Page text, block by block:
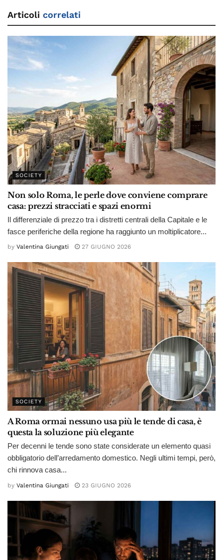
Articoli correlati
SOCIETY
Non solo Roma, le perle dove conviene comprare
casa: prezzi stracciati e spazi enormi
Il differenziale di prezzo tra i distretti centrali della Capitale e le
fasce periferiche della regione ha raggiunto un moltiplicatore...
by Valentina Giungati 27 GIUGNO 2026
SOCIETY
A Roma ormai nessuno usa più le tende di casa, è
questa la soluzione più elegante
Per decenni le tende sono state considerate un elemento quasi
obbligatorio dell’arredamento domestico. Negli ultimi tempi, però,
chi rinnova casa...
by Valentina Giungati 23 GIUGNO 2026